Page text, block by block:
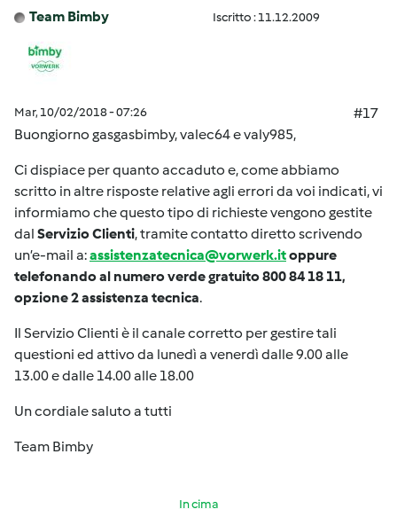
Team Bimby Iscritto : 11.12.2009
Mar, 10/02/2018 - 07:26
#17
Buongiorno gasgasbimby, valec64 e valy985,
Ci dispiace per quanto accaduto e, come abbiamo
scritto in altre risposte relative agli errori da voi indicati, vi
informiamo che questo tipo di richieste vengono gestite
dal Servizio Clienti, tramite contatto diretto scrivendo
un’e-mail a:assistenzatecnica@vorwerk.itoppure
telefonando al numero verde gratuito 800 84 18 11,
opzione 2 assistenza tecnica.
Il Servizio Clienti è il canale corretto per gestire tali
questioni ed attivo da lunedì a venerdì dalle 9.00 alle
13.00 e dalle 14.00 alle 18.00
Un cordiale saluto a tutti
Team Bimby
In cima